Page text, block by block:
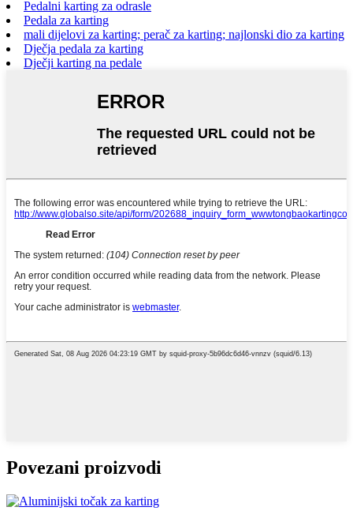
Pedalni karting za odrasle
Pedala za karting
mali dijelovi za karting; perač za karting; najlonski dio za karting
Dječja pedala za karting
Dječji karting na pedale
Povezani proizvodi